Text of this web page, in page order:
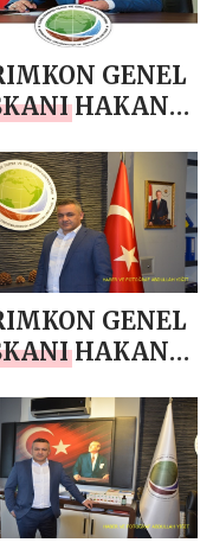
GENEL
HAKAN
MESAJI
GENEL
HAKAN
MESAJI